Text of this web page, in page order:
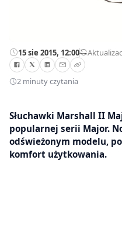
15 sie 2015, 12:00—
2 minuty czytania
Słuchawki Marshall II
popularnej serii Major.
odświeżonym modelu,
komfort użytkowania.